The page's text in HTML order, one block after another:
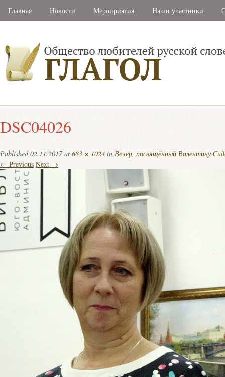
Главная Новости Мероприятия Наши участники
DSC04026
Published02.11.2017at 683 × 1024 in Вечер, посвящённый Валентину
← Previous Next →